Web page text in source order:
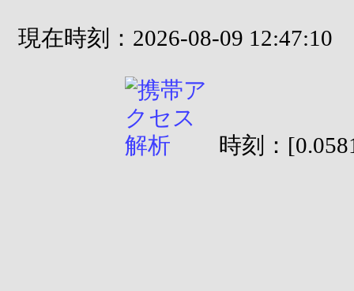
現在時刻：2026-08-09 12:47:10
時刻：